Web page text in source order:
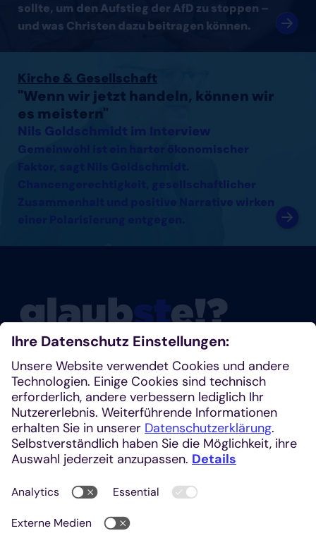
sollte, um den Aufstieg der AfD zu stoppen –
und was Christen dazu beitragen können.
Kirche & Gesellschaft
"Wenn wir jetzt handeln, können wir
es meistern"
Nils Goldschmidt im Interview
Gemeinwohl ist ein harter ökonomischer
Chancengerechtigkeit, gesellschaftlicher
Zusammenhalt und positive Narrative wirken
einer Polarisierung entgegen.
Glaubste nicht? Dann schau mal rein!
Klosterplatz 7, 52062 Aachen
+49 241 1685-242 (Redaktion)
kirchenzeitung@einhardverlag.de